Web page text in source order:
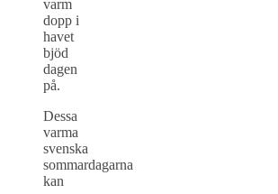
varm
dopp i
havet
bjöd
dagen
på.
Dessa
varma
svenska
sommardagarna
kan